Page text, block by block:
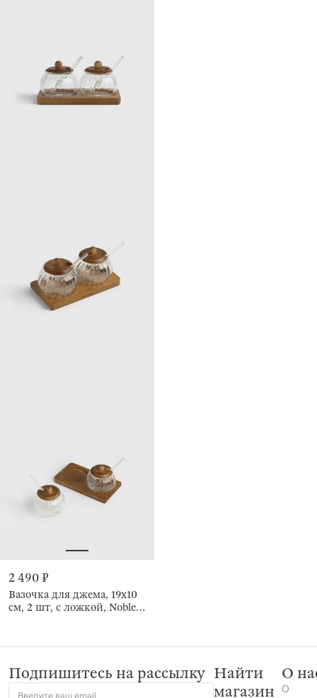
2 490 ₽
Вазочка для джема, 19x10
см, 2 шт, с ложкой, Noble
Подпишитесь на рассылку Найти
магазин
О
О